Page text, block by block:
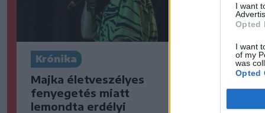
I want
Opted
I want
of my
was
Opted
Krónika
Majka életveszélyes
fenyegetés miatt
lemondta erdélyi
Székely
választ a
megyei